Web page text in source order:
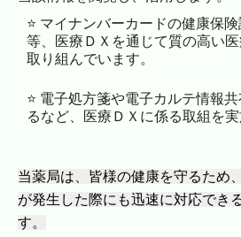
⭐️ マイナンバーカードの健康保
等、医療ＤＸを通じて質の高い
取り組んでいます。
⭐️ 電子処方箋や電子カルテ情報
るなど、医療ＤＸに係る取組を実
当薬局は、皆様の健康を守るため
が発生した際にも迅速に対応でき
す。